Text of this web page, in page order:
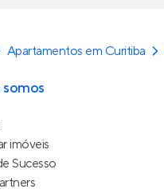
Apartamentos em Curitiba
imóveis
Sucesso